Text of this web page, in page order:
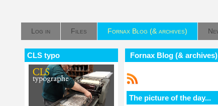
Log in Files Fornax Blog (& archives)
CLS typo Fornax Blog (&
The picture of the day...